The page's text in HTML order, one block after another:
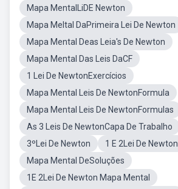
Mapa MentalLiDE Newton
Mapa Meltal DaPrimeira Lei De Newton
Mapa Mental Deas Leia's De Newton
Mapa Mental Das Leis DaCF
1 Lei De NewtonExercícios
Mapa Mental Leis De NewtonFormula
Mapa Mental Leis De NewtonFormulas
As 3 Leis De NewtonCapa De Trabalho
3ºLei De Newton
1 E 2Lei De Newton
Mapa Mental DeSoluções
1E 2Lei De Newton Mapa Mental